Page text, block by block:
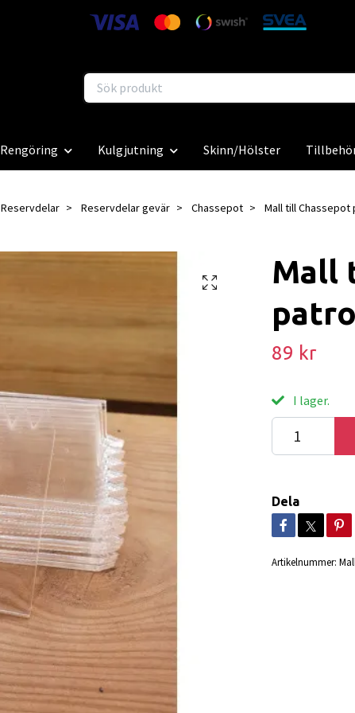
Rengöring Kulgjutning Skinn/Hölster
Reservdelar Reservdelar gevär Chassepot Mall till Chassepot
Mall
89 kr
I lager.
Dela
Artikelnummer: Mall